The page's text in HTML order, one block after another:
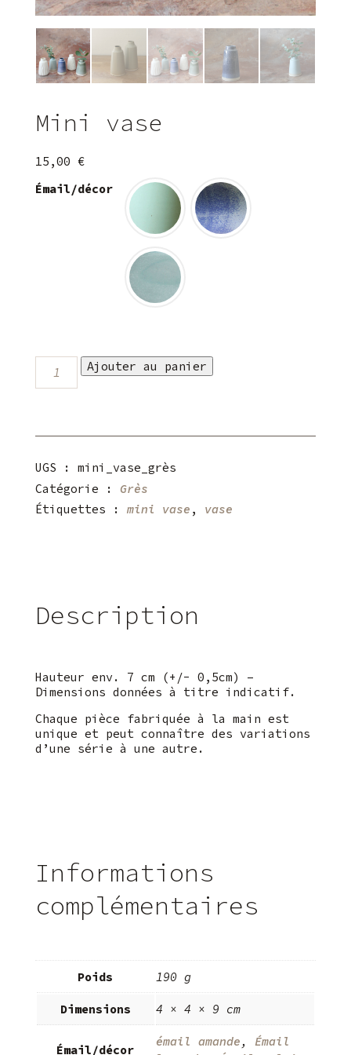
Mini vase
15,00 €
Émail/décor
quantité
Mini
Ajouter au panier
UGS : mini_vase_grès
Catégorie : Grès
Étiquettes : mini vase , vase
Description
Hauteur env. 7 cm (+/- 0,5cm) –
Dimensions données à titre indicatif.
Chaque pièce fabriquée à la main est
unique et peut connaître des variations
d’une série à une autre.
Informations
complémentaires
Poids 190 g
Dimensions 4 × 4 × 9 cm
Émail/décor
émail amande , Émail